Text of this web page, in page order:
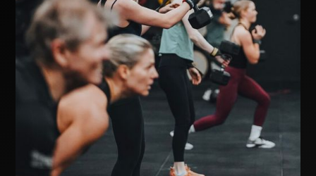
XT Jæren
Breimyra 14, 4344
Bryne
XT Alta
Storengveien 21, 9515
Alta